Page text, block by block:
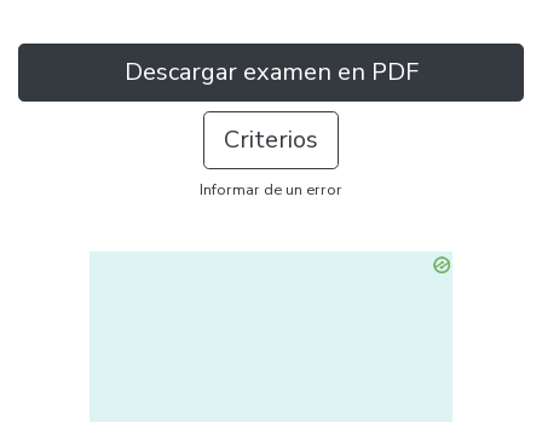
Descargar examen en PDF
Criterios
Informar de un error